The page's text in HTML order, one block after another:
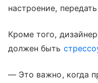
настроение,
Кроме того,
должен быть
— Это важно, когда